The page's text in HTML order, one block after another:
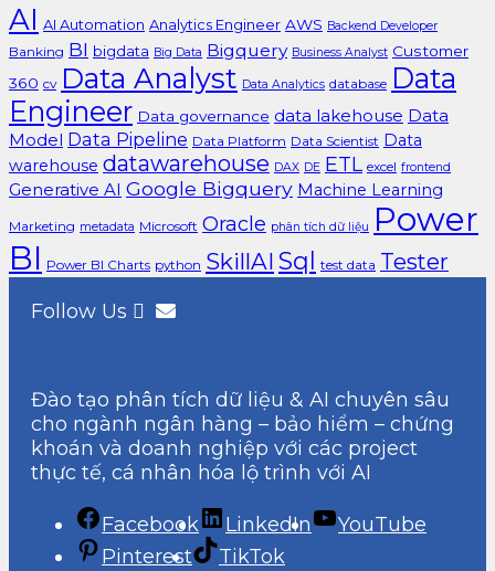
AI AI Automation Analytics Engineer AWS Backend Developer
Banking BI bigdata Big Data Bigquery Business Analyst Customer
360 cv Data Analyst Data Analytics database Data
Engineer Data governance data lakehouse Data
Model Data Pipeline Data Platform Data Scientist Data
warehouse datawarehouse DAX DE ETL excel frontend
Generative AI Google Bigquery Machine Learning
Marketing metadata Microsoft Oracle phân tích dữ liệu
Power
BI Power BI Charts python SkillAI Sql test data Tester
Follow Us
Đào tạo phân tích dữ liệu & AI chuyên sâu
cho ngành ngân hàng – bảo hiểm – chứng
khoán và doanh nghiệp với các project
thực tế, cá nhân hóa lộ trình với AI
Facebook LinkedIn
YouTube
Pinterest
TikTok